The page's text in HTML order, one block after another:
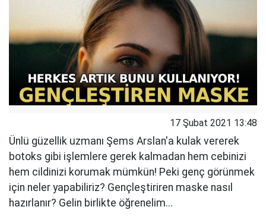
17 Şubat 2021 13:48
Ünlü güzellik uzmanı Şems Arslan'a kulak vererek
botoks gibi işlemlere gerek kalmadan hem cebinizi
hem cildinizi korumak mümkün! Peki genç görünmek
için neler yapabiliriz? Gençleştiriren maske nasıl
hazırlanır? Gelin birlikte öğrenelim...